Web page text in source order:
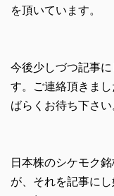
を頂いています。
今後少しづつ記事
す。ご連絡頂きま
ばらくお待ち下さい
日本株のシケモク
が、それを記事に